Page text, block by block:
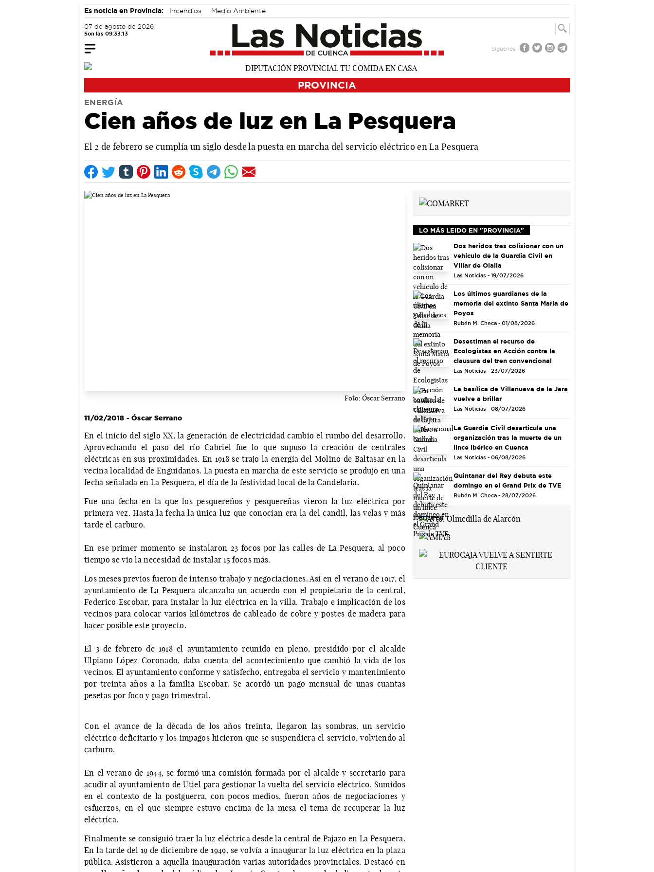
Es noticia en Provincia: Incendios Medio Ambiente
07 de agosto de 2026
Son las 09:33:14
Síguenos
PROVINCIA
ENERGÍA
Cien años de luz en La Pesquera
El 2 de febrero se cumplía un siglo desde la puesta en marcha del servicio eléctrico en La Pesquera
Foto: Óscar Serrano
11/02/2018 - Óscar Serrano
En el inicio del siglo XX, la generación de electricidad cambio el rumbo del desarrollo.
Aprovechando el paso del río Cabriel fue lo que supuso la creación de centrales
eléctricas en sus proximidades. En 1918 se trajo la energía del Molino de Baltasar en la
vecina localidad de Enguídanos. La puesta en marcha de este servicio se produjo en una
fecha señalada en La Pesquera, el día de la festividad local de la Candelaria.
Fue una fecha en la que los pesquereños y pesquereñas vieron la luz eléctrica por
primera vez. Hasta la fecha la única luz que conocían era la del candil, las velas y más
tarde el carburo.
En ese primer momento se instalaron 23 focos por las calles de La Pesquera, al poco
tiempo se vio la necesidad de instalar 15 focos más.
Los meses previos fueron de intenso trabajo y negociaciones. Así en el verano de 1917, el
ayuntamiento de La Pesquera alcanzaba un acuerdo con el propietario de la central,
Federico Escobar, para instalar la luz eléctrica en la villa. Trabajo e implicación de los
vecinos para colocar varios kilómetros de cableado de cobre y postes de madera para
hacer posible este proyecto.
El 3 de febrero de 1918 el ayuntamiento reunido en pleno, presidido por el alcalde
Ulpiano López Coronado, daba cuenta del acontecimiento que cambió la vida de los
vecinos. El ayuntamiento conforme y satisfecho, entregaba el servicio y mantenimiento
por treinta años a la familia Escobar. Se acordó un pago mensual de unas cuantas
pesetas por foco y pago trimestral.
Con el avance de la década de los años treinta, llegaron las sombras, un servicio
eléctrico deficitario y los impagos hicieron que se suspendiera el servicio, volviendo al
carburo.
En el verano de 1944, se formó una comisión formada por el alcalde y secretario para
acudir al ayuntamiento de Utiel para gestionar la vuelta del servicio eléctrico. Sumidos
en el contexto de la postguerra, con pocos medios, fueron años de negociaciones y
esfuerzos, en el que siempre estuvo encima de la mesa el tema de recuperar la luz
eléctrica.
Finalmente se consiguió traer la luz eléctrica desde la central de Pajazo en La Pesquera.
En la tarde del 19 de diciembre de 1949, se volvía a inaugurar la luz eléctrica en la plaza
pública. Asistieron a aquella inauguración varias autoridades provinciales. Destacó en
LO MÁS LEIDO EN "PROVINCIA"
Dos heridos tras colisionar con un
vehículo de la Guardia Civil en
Villar de Olalla
Las Noticias - 19/07/2026
Los últimos guardianes de la
memoria del extinto Santa María de
Poyos
Rubén M. Checa - 01/08/2026
Desestiman el recurso de
Ecologistas en Acción contra la
clausura del tren convencional
Las Noticias - 23/07/2026
La basílica de Villanueva de la Jara
vuelve a brillar
Las Noticias - 08/07/2026
La Guardia Civil desarticula una
organización tras la muerte de un
lince ibérico en Cuenca
Las Noticias - 06/08/2026
Quintanar del Rey debuta este
domingo en el Grand Prix de TVE
Rubén M. Checa - 28/07/2026